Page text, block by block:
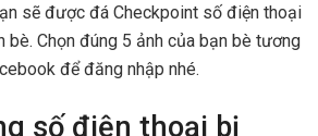
sẽ được đá Checkpoint số điện thoại
bè. Chọn đúng 5 ảnh của bạn bè tương
để đăng nhập nhé.
số điện thoại bị